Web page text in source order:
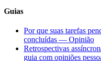
Guias
Por que suas tarefas
concluídas — Opinião
Retrospectivas
guia com opiniões